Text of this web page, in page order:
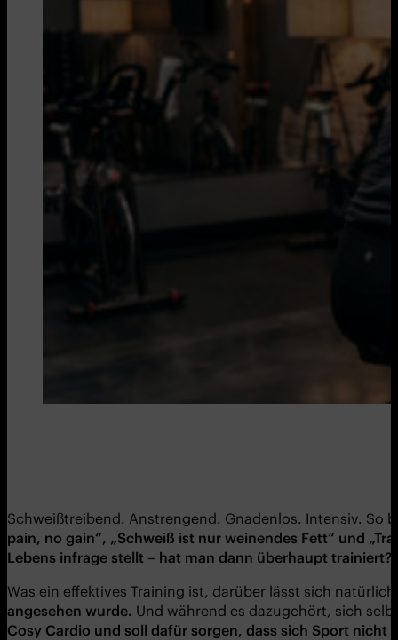
Schweißtreibend. Anstrengend. Gnadenlos. Intensiv. So
pain, no gain“, „Schweiß ist nur weinendes Fett“ und
Lebens infrage stellt – hat man dann überhaupt trainiert?
Was ein effektives Training ist, darüber lässt sich
angesehen wurde. Und während es dazugehört, sich
Cosy Cardio und soll dafür sorgen, dass sich Sport nicht